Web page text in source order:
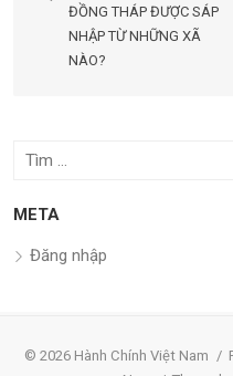
viết
ĐỒNG THÁP ĐƯỢC SÁP
NHẬP TỪ NHỮNG XÃ
NÀO?
Tìm
quả
META
Đăng nhập
© 2026 Hành Chính Việt Nam /